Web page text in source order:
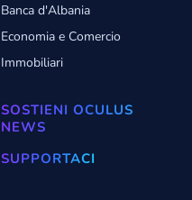
Banca d'Albania
Economia e Comercio
Immobiliari
SOSTIENI OCULUS
NEWS
SUPPORTACI